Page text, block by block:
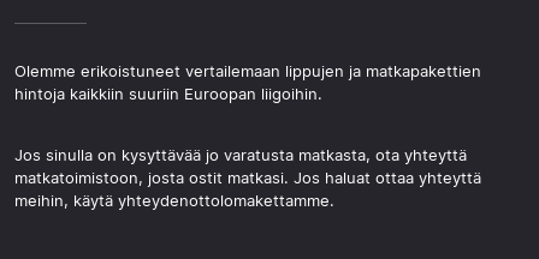
Olemme erikoistuneet vertailemaan lippujen ja matkapakettien
hintoja kaikkiin suuriin Euroopan liigoihin.
Jos sinulla on kysyttävää jo varatusta matkasta, ota yhteyttä
matkatoimistoon, josta ostit matkasi. Jos haluat ottaa yhteyttä
meihin, käytä yhteydenottolomakettamme.